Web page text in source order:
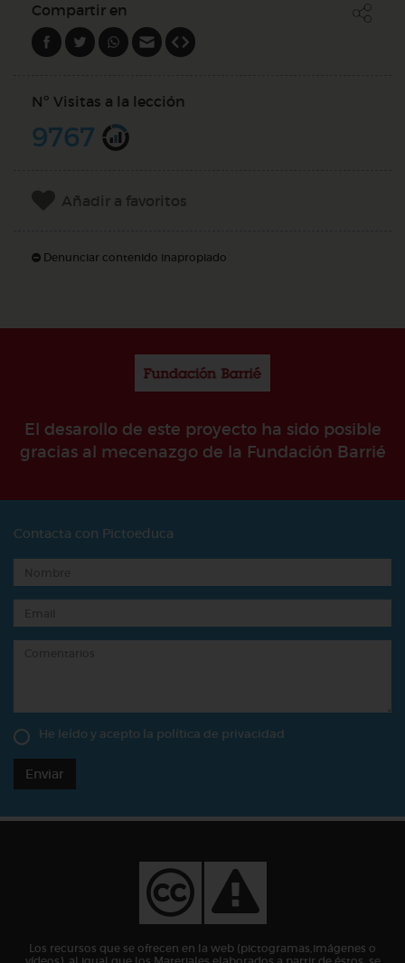
Compartir en
Nº Visitas a la lección
9767
Añadir a favoritos
Denunciar contenido inapropiado
El desarollo de este proyecto ha sido posible
gracias al mecenazgo de la Fundación Barrié
Contacta con Pictoeduca
He leído y acepto la política de privacidad
Enviar
Los recursos que se ofrecen en la web (pictogramas,imágenes o